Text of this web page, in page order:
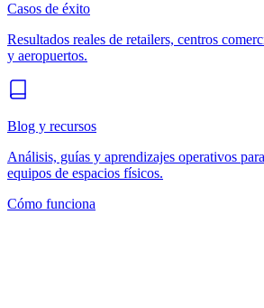
Casos de éxito
Resultados reales de retailers, centros
y aeropuertos.
Blog y recursos
Análisis, guías y aprendizajes operativos para
equipos de espacios físicos.
Cómo funciona